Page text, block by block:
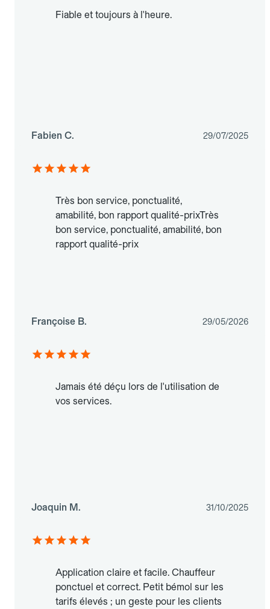
Fiable et toujours à l'heure.
Fabien C. 29/07/2025
Très bon service, ponctualité,
amabilité, bon rapport qualité-prixTrès
bon service, ponctualité, amabilité, bon
rapport qualité-prix
Françoise B. 29/05/2026
Jamais été déçu lors de l'utilisation de
vos services.
Joaquin M. 31/10/2025
Application claire et facile. Chauffeur
ponctuel et correct. Petit bémol sur les
tarifs élevés ; un geste pour les clients